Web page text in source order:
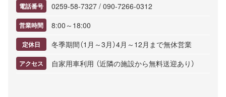
電話番号 0259-58-7327 / 090-7266-0312
営業時間 8:00～18:00
定休日 冬季期間（1月～3月）4月～12月まで無休営業
アクセス 自家用車利用 （近隣の施設から無料送迎あり）